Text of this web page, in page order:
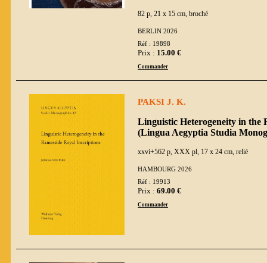
82 p, 21 x 15 cm, broché
BERLIN 2026
Réf : 19898
Prix : 15.00 €
Commander
PAKSI J. K.
Linguistic Heterogeneity in the
(Lingua Aegyptia Studia
xxvi+562 p, XXX pl, 17 x 24 cm, relié
HAMBOURG 2026
Réf : 19913
Prix : 69.00 €
Commander